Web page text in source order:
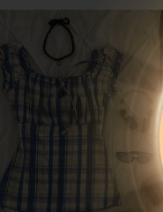
เสื้อคล้องคอ เสื้อเซ็กซี่ เสื้อ